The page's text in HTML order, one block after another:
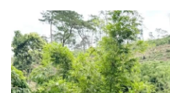
Khám phá vẻ đẹp Văn
qua 120 tác phẩm nghệ